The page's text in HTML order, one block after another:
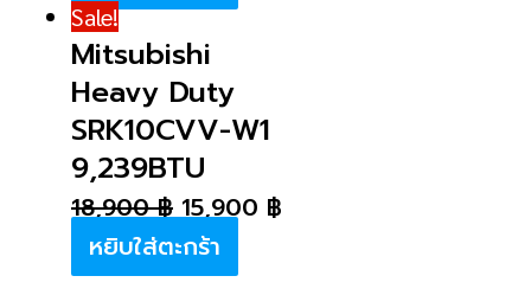
Sale!
Mitsubishi
Heavy Duty
SRK10CVV-W1
9,239BTU
18,900฿ 15,900 ฿
หยิบใส่ตะกร้า